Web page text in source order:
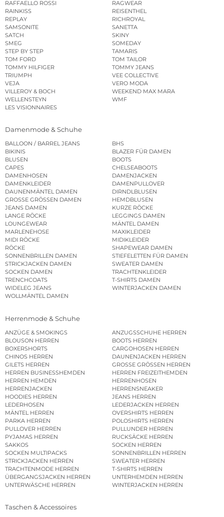
RAFFAELLO ROSSI
RAGWEAR
RAINKISS
REISENTHEL
REPLAY
RICHROYAL
SAMSONITE
SANETTA
SATCH
SKINY
SMEG
SOMEDAY
STEP BY STEP
TAMARIS
TOM FORD
TOM TAILOR
TOMMY HILFIGER
TOMMY JEANS
TRIUMPH
VEE COLLECTIVE
VEJA
VERO MODA
VILLEROY & BOCH
WEEKEND MAX MARA
WELLENSTEYN
WMF
LES VISIONNAIRES
Damenmode & Schuhe
BALLOON / BARREL JEANS
BHS
BIKINIS
BLAZER FÜR DAMEN
BLUSEN
BOOTS
CAPES
CHELSEABOOTS
DAMENHOSEN
DAMENJACKEN
DAMENKLEIDER
DAMENPULLOVER
DAUNENMÄNTEL DAMEN
DIRNDLBLUSEN
GROSSE GRÖSSEN DAMEN
HEMDBLUSEN
JEANS DAMEN
KURZE RÖCKE
LANGE RÖCKE
LEGGINGS DAMEN
LOUNGEWEAR
MÄNTEL DAMEN
MARLENEHOSE
MAXIKLEIDER
MIDI RÖCKE
MIDIKLEIDER
RÖCKE
SHAPEWEAR DAMEN
SONNENBRILLEN DAMEN
STIEFELETTEN FÜR DAMEN
STRICKJACKEN DAMEN
SWEATER DAMEN
SOCKEN DAMEN
TRACHTENKLEIDER
TRENCHCOATS
T-SHIRTS DAMEN
WIDELEG JEANS
WINTERJACKEN DAMEN
WOLLMÄNTEL DAMEN
Herrenmode & Schuhe
ANZÜGE & SMOKINGS
ANZUGSSCHUHE HERREN
BLOUSON HERREN
BOOTS HERREN
BOXERSHORTS
CARGOHOSEN HERREN
CHINOS HERREN
DAUNENJACKEN HERREN
GILETS HERREN
GROSSE GRÖSSEN HERREN
HERREN BUSINESSHEMDEN
HERREN FREIZEITHEMDEN
HERREN HEMDEN
HERRENHOSEN
HERRENJACKEN
HERRENSNEAKER
HOODIES HERREN
JEANS HERREN
LEDERHOSEN
LEDERJACKEN HERREN
MÄNTEL HERREN
OVERSHIRTS HERREN
PARKA HERREN
POLOSHIRTS HERREN
PULLOVER HERREN
PULLUNDER HERREN
PYJAMAS HERREN
RUCKSÄCKE HERREN
SAKKOS
SOCKEN HERREN
SOCKEN MULTIPACKS
SONNENBRILLEN HERREN
STRICKJACKEN HERREN
SWEATER HERREN
TRACHTENMODE HERREN
T-SHIRTS HERREN
ÜBERGANGSJACKEN HERREN
UNTERHEMDEN HERREN
UNTERWÄSCHE HERREN
WINTERJACKEN HERREN
Taschen & Accessoires